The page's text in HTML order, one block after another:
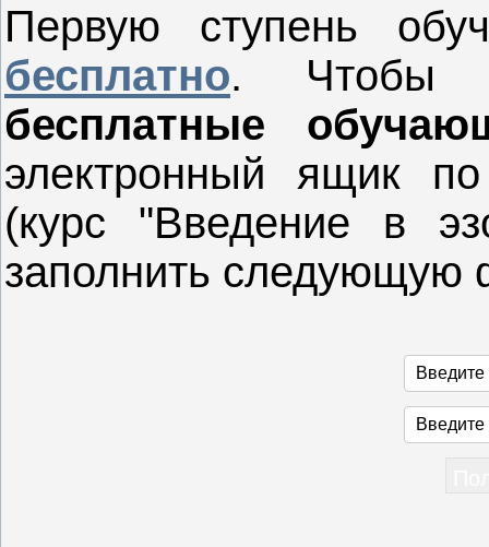
Первую ступень
бесплатно. Чтобы
бесплатные
электронный ящик
(курс "Введение в
заполнить следующую